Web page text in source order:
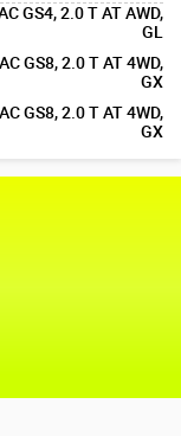
GS4, 2.0 T AT AWD,
GL
GS8, 2.0 T AT 4WD,
GX
GS8, 2.0 T AT 4WD,
GX